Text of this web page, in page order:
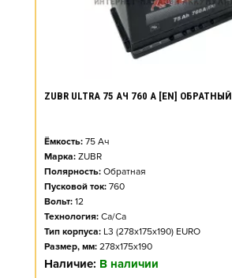
ZUBR ULTRA 75 АЧ 760 А [EN] ОБРАТНЫЙ
Ёмкость: 75 Ач
Марка: ZUBR
Полярность: Обратная
Пусковой ток: 760
Вольт: 12
Технология: Ca/Ca
Тип корпуса: L3 (278x175x190) EURO
Размер, мм: 278x175x190
Наличие: В наличии